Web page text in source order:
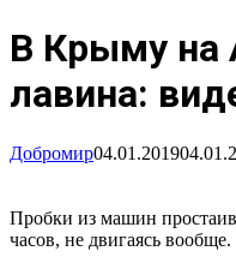
В Крыму на
лавина:
Добромир04.01.2019
Пробки из машин
часов, не двигаясь вообще.